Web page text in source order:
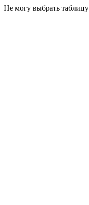
Не могу выбрать таблицу